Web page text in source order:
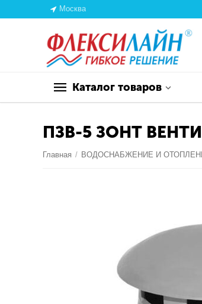
Москва
Каталог товаров
ПЗВ-5 ЗОНТ
Главная / ВОДОСНАБЖЕНИЕ И